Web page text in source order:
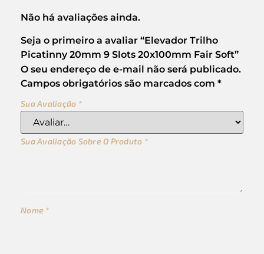
Não há avaliações ainda.
Seja o primeiro a avaliar “Elevador Trilho
Picatinny 20mm 9 Slots 20x100mm Fair Soft”
O seu endereço de e-mail não será publicado.
Campos obrigatórios são marcados com *
Sua Avaliação *
Sua Avaliação Sobre O Produto *
Nome *